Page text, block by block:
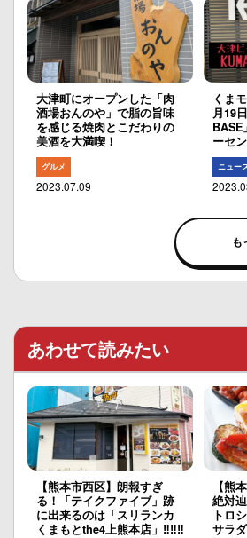
大津町にオープンした「肉
酒場おんのや」で脂の旨味
を感じる焼肉とこだわりの
美酒を大満喫！
グルメ
2023.07.09
くま
月19
BASE
ーセ
ニュー
も
あわせて読みたい
【熊本市西区】朗報すぎ
る！「テイクファイブ」跡
に出来るのは「スリランカ
くまもとthe4上熊本店」‼︎‼︎‼︎
【熊
絶対
トロ
サラ